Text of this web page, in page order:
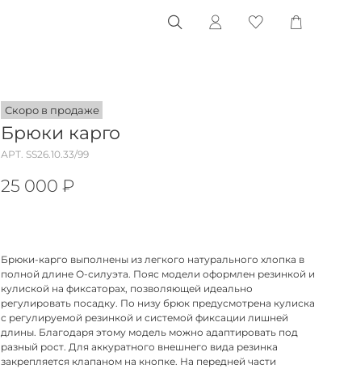
Скоро в продаже
Брюки карго
АРТ. SS26.10.33/99
25 000 ₽
Брюки-карго выполнены из легкого натурального хлопка в
полной длине О-силуэта. Пояс модели оформлен резинкой и
кулиской на фиксаторах, позволяющей идеально
регулировать посадку. По низу брюк предусмотрена кулиска
с регулируемой резинкой и системой фиксации лишней
длины. Благодаря этому модель можно адаптировать под
разный рост. Для аккуратного внешнего вида резинка
закрепляется клапаном на кнопке. На передней части